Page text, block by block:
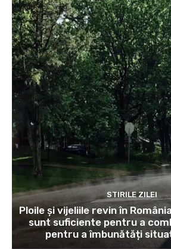
STIRILE ZILEI
Ploile și vijeliile revin în
sunt suficiente pentru a
pentru a îmbunătăți